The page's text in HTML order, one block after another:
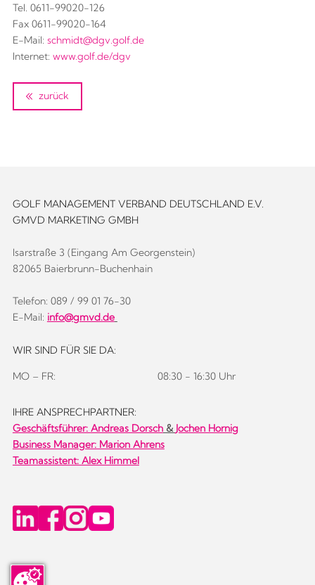
Tel. 0611-99020-126
Fax 0611-99020-164
E-Mail: schmidt@dgv.golf.de
Internet: www.golf.de/dgv
zurück
GOLF MANAGEMENT VERBAND DEUTSCHLAND E.V.
GMVD MARKETING GMBH
Isarstraße 3 (Eingang Am Georgenstein)
82065 Baierbrunn-Buchenhain
Telefon: 089 / 99 01 76-30
E-Mail: info@gmvd.de
WIR SIND FÜR SIE DA:
MO – FR: 08:30 - 16:30 Uhr
IHRE ANSPRECHPARTNER:
Geschäftsführer: Andreas Dorsch& Jochen Hornig
Business Manager: Marion Ahrens
Teamassistent: Alex Himmel